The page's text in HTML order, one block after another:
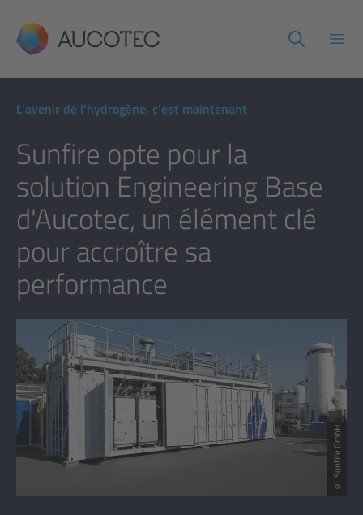
AUCOTEC
L'avenir de l'hydrogène, c'est maintenant
Sunfire opte pour la
solution Engineering Base
d'Aucotec, un élément clé
pour accroître sa
performance
© Sunfire GmbH